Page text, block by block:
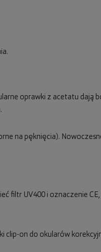
oprawki z acetatu dają
na pęknięcia).
filtr UV400 i oznaczenie CE,
clip-on do okularów